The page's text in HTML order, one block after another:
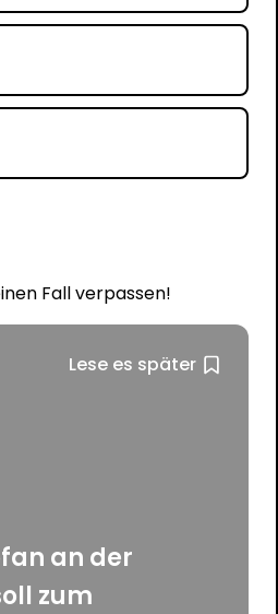
Fall verpassen!
Lese es später
an der
zum